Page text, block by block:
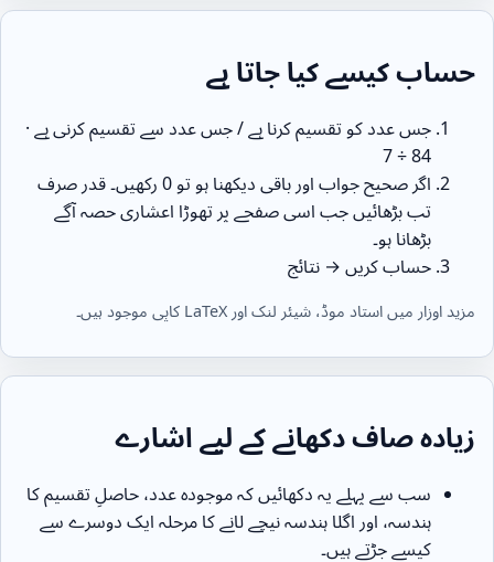
حساب کیسے کیا جاتا ہے
جس عدد کو تقسیم کرنا ہے / جس عدد سے تقسیم کرنی ہے ·
84 ÷ 7
اگر صحیح جواب اور باقی دیکھنا ہو تو 0 رکھیں۔ قدر صرف
تب بڑھائیں جب اسی صفحے پر تھوڑا اعشاری حصہ آگے
بڑھانا ہو۔
حساب کریں → نتائج
مزید اوزار میں استاد موڈ، شیئر لنک اور LaTeX کاپی موجود ہیں۔
زیادہ صاف دکھانے کے لیے اشارے
سب سے پہلے یہ دکھائیں کہ موجودہ عدد، حاصلِ تقسیم کا
ہندسہ، اور اگلا ہندسہ نیچے لانے کا مرحلہ ایک دوسرے سے
کیسے جڑتے ہیں۔